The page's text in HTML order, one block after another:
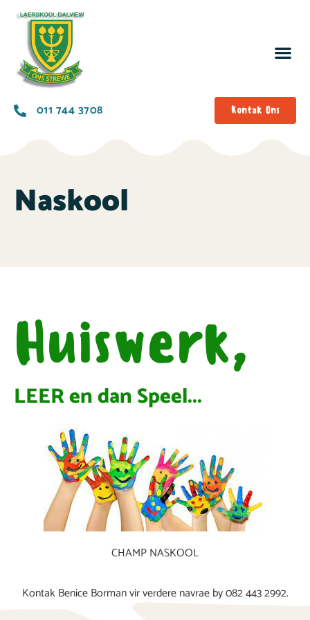
011 744 3708 Kontak Ons
Naskool
Huiswerk,
LEER en dan Speel...
CHAMP NASKOOL
Kontak Benice Borman vir verdere navrae by 082 443 2992.